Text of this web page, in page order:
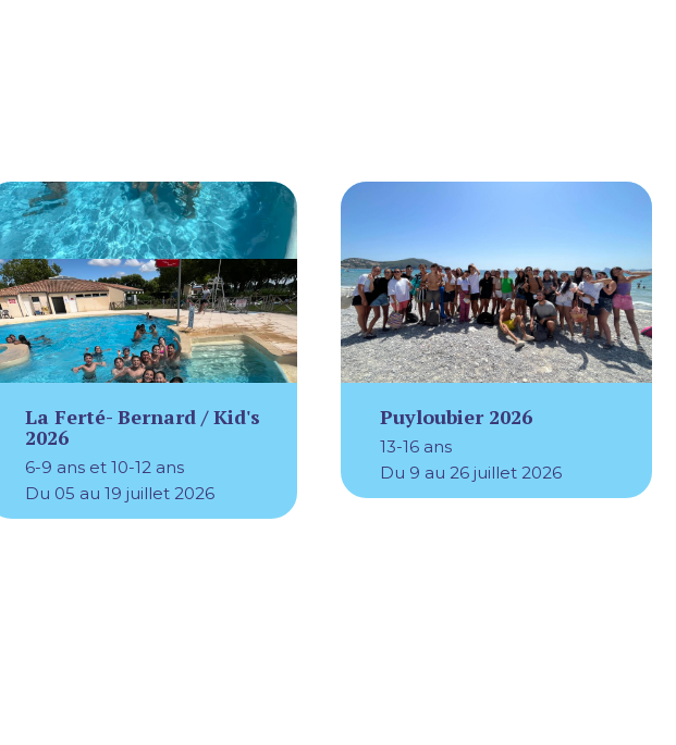
La Ferté- Bernard / Kid's
2026
6-9 ans et 10-12 ans
Du 05 au 19 juillet 2026
Puyloubier 2026
13-16 ans
Du 9 au 26 juillet 2026